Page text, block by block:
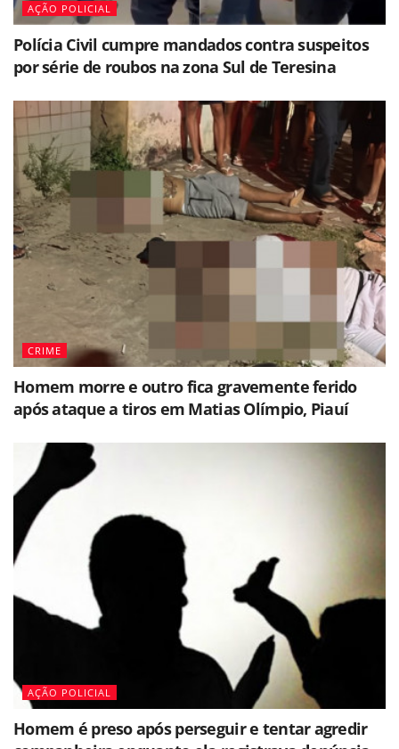
AÇÃO POLICIAL
Polícia Civil cumpre mandados contra suspeitos
por série de roubos na zona Sul de Teresina
CRIME
Homem morre e outro fica gravemente ferido
após ataque a tiros em Matias Olímpio, Piauí
AÇÃO POLICIAL
Homem é preso após perseguir e tentar agredir